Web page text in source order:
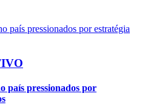
país pressionados por